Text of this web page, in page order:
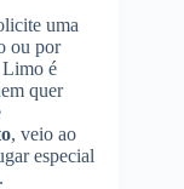
uma
ou por
Limo é
quer
, veio ao
especial